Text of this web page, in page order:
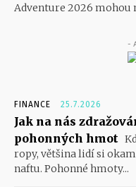
Adventure 2026 mohou
-
FINANCE 25.7.2026
Jak na nás
pohonných hmot
ropy, většina lidí si
naftu. Pohonné hmoty...